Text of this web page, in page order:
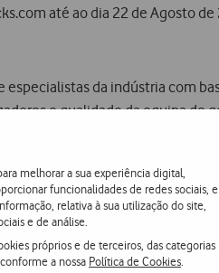
melhorar a sua experiência digital,
funcionalidades de redes sociais, e
relativa à sua utilização do site,
e de análise.
próprios e de terceiros, das categorias
a nossa Política de Cookies
até ao dia 22 de Agosto
da indústria com
e qualidade da equipa de
media, entretenimento e
que ganhará um prémio